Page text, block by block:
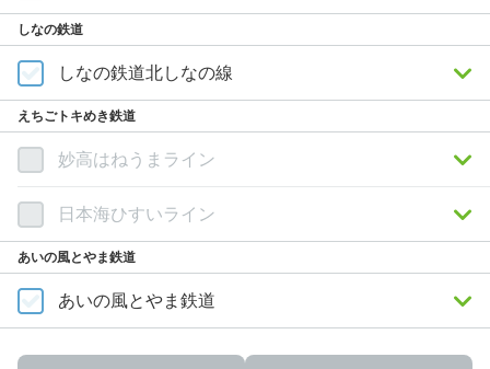
しなの鉄道
しなの鉄道北しなの線
えちごトキめき鉄道
妙高はねうまライン
日本海ひすいライン
あいの風とやま鉄道
あいの風とやま鉄道